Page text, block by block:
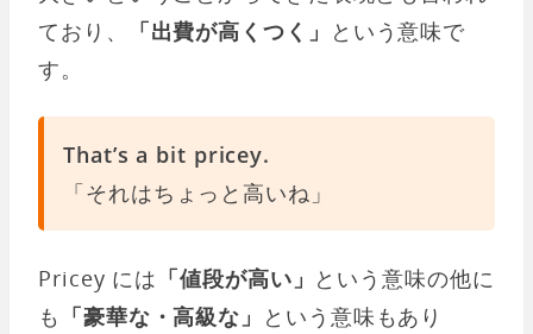
ており、
「出費が高くつく」 という意味で
す。
That’s a bit pricey.
「それはちょっと高いね」
Pricey には 「値段が高い」 という意味の他に
も 「豪華な・高級な」 という意味もあり